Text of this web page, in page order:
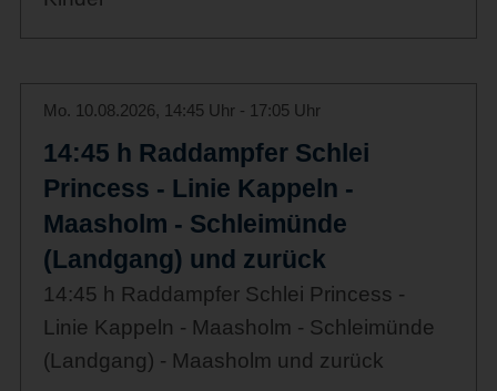
Mo. 10.08.2026, 14:45 Uhr - 17:05 Uhr
14:45 h Raddampfer Schlei
Princess - Linie Kappeln -
Maasholm - Schleimünde
(Landgang) und zurück
14:45 h Raddampfer Schlei Princess -
Linie Kappeln - Maasholm - Schleimünde
(Landgang) - Maasholm und zurück